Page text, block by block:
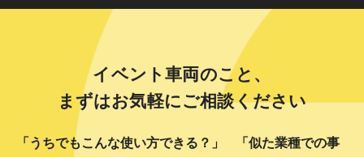
イベント車両のこと、
まずはお気軽にご相談ください
「うちでもこんな使い方できる？」
「似た業種での事